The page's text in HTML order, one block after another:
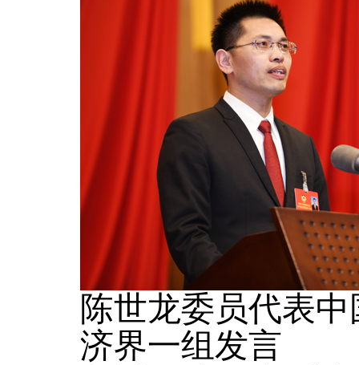
陈世龙委员代表
济界一组发言